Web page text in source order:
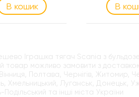
В кошик В
Іграшка тягач Scania з
товар можливо замовити з
Полтава, Чернігів, Житомир,
Хмельницький, Луганськ, Донецьк,
та інші міста України